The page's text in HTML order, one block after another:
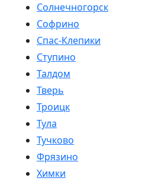
Солнечногорск
Софрино
Спас-Клепики
Ступино
Талдом
Тверь
Троицк
Тула
Тучково
Фрязино
Химки